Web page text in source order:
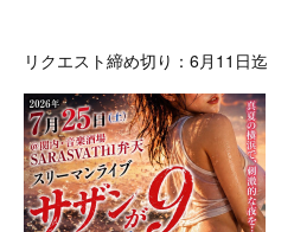
リクエスト締め切り：6月11日迄